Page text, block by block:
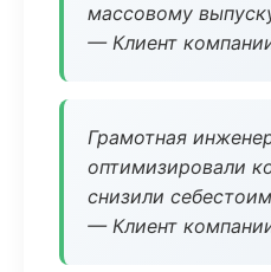
массовому
— Клиент
Грамотная
оптимизировали
снизили
— Клиент